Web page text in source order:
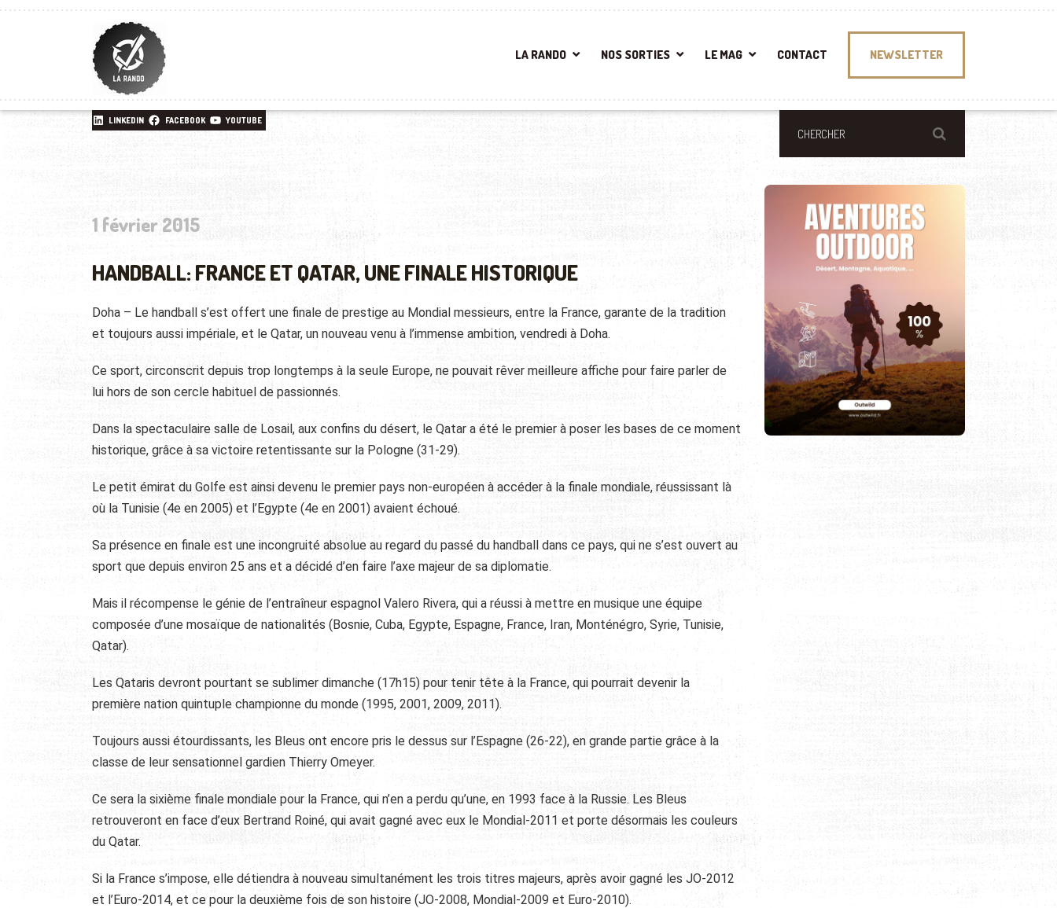
LA RANDO NOS SORTIES LE MAG CONTACT NEWSLETTER
LINKEDIN FACEBOOK YOUTUBE
1 février 2015
HANDBALL: FRANCE ET QATAR, UNE FINALE HISTORIQUE
Doha – Le handball s’est offert une finale de prestige au Mondial messieurs, entre la France, garante de la tradition
et toujours aussi impériale, et le Qatar, un nouveau venu à l’immense ambition, vendredi à Doha.
Ce sport, circonscrit depuis trop longtemps à la seule Europe, ne pouvait rêver meilleure affiche pour faire parler de
lui hors de son cercle habituel de passionnés.
Dans la spectaculaire salle de Losail, aux confins du désert, le Qatar a été le premier à poser les bases de ce moment
historique, grâce à sa victoire retentissante sur la Pologne (31-29).
Le petit émirat du Golfe est ainsi devenu le premier pays non-européen à accéder à la finale mondiale, réussissant là
où la Tunisie (4e en 2005) et l’Egypte (4e en 2001) avaient échoué.
Sa présence en finale est une incongruité absolue au regard du passé du handball dans ce pays, qui ne s’est ouvert au
sport que depuis environ 25 ans et a décidé d’en faire l’axe majeur de sa diplomatie.
Mais il récompense le génie de l’entraîneur espagnol Valero Rivera, qui a réussi à mettre en musique une équipe
composée d’une mosaïque de nationalités (Bosnie, Cuba, Egypte, Espagne, France, Iran, Monténégro, Syrie, Tunisie,
Qatar).
Les Qataris devront pourtant se sublimer dimanche (17h15) pour tenir tête à la France, qui pourrait devenir la
première nation quintuple championne du monde (1995, 2001, 2009, 2011).
Toujours aussi étourdissants, les Bleus ont encore pris le dessus sur l’Espagne (26-22), en grande partie grâce à la
classe de leur sensationnel gardien Thierry Omeyer.
Ce sera la sixième finale mondiale pour la France, qui n’en a perdu qu’une, en 1993 face à la Russie. Les Bleus
retrouveront en face d’eux Bertrand Roiné, qui avait gagné avec eux le Mondial-2011 et porte désormais les couleurs
du Qatar.
Si la France s’impose, elle détiendra à nouveau simultanément les trois titres majeurs, après avoir gagné les JO-2012
et l’Euro-2014, et ce pour la deuxième fois de son histoire (JO-2008, Mondial-2009 et Euro-2010).